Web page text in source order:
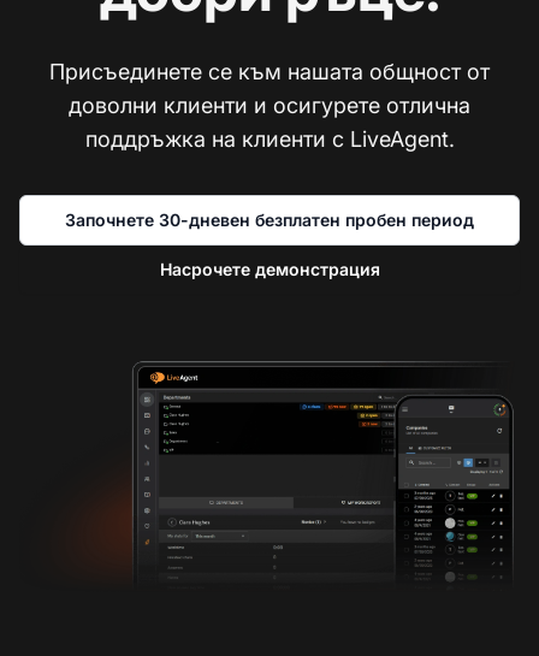
Присъединете се към нашата общност от
доволни клиенти и осигурете отлична
поддръжка на клиенти с LiveAgent.
Започнете 30-дневен безплатен пробен период
Насрочете демонстрация